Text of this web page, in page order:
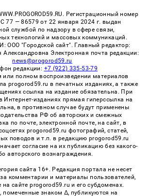
Регистрационный номер
— 86579 от 22 января 2024 г. выдан
службой по надзору в сфере связи,
технологий и массовых коммуникаций.
ООО "Городской сайт". Главный редактор:
Александровна Электронная почта редакции:
news@progorod59.ru
редакции: +7 (922) 335-53-79
или полном воспроизведении материалов
progorod59.ru в печатных изданиях, а также
ссылка на издание обязательна. При
Интернет-изданиях прямая гиперссылка на
в противном случае будут применены
РФ об авторских и смежных
по почте, электронной почте, на сайт, в
progorod59.ru фотографий, статей,
поводов и т.п. в редакцию progorod59.ru
согласие на их публикацию без какого-
авторского вознаграждения.
сайта 16+. Редакция портала не несет
за комментарии и материалы пользователей,
сайте progorod59.ru и его субдоменах.
помеченные знаком Δ, публикуются на